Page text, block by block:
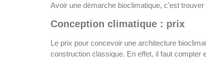
Avoir une démarche bioclimatique, c’est
Conception climatique : prix
Le prix pour concevoir une architecture
construction classique. En effet, il faut compter